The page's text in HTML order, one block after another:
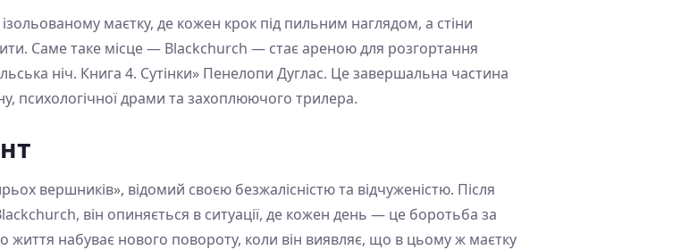
маєтку, де кожен крок під пильним наглядом, а стіни
Саме таке місце — Blackchurch — стає ареною для розгортання
ніч. Книга 4. Сутінки» Пенелопи Дуглас. Це завершальна частина
психологічної драми та захоплюючого трилера.
вершників», відомий своєю безжалісністю та відчуженістю. Після
він опиняється в ситуації, де кожен день — це боротьба за
набуває нового повороту, коли він виявляє, що в цьому ж маєтку